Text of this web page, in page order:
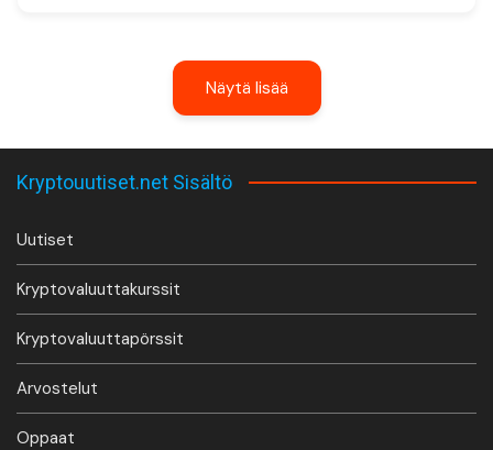
Näytä lisää
Kryptouutiset.net Sisältö
Uutiset
Kryptovaluuttakurssit
Kryptovaluuttapörssit
Arvostelut
Oppaat